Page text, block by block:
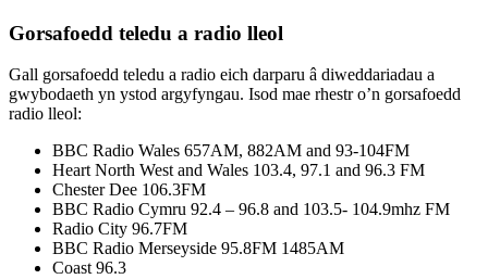
Gorsafoedd teledu a radio lleol
Gall gorsafoedd teledu a radio eich darparu â diweddariadau a
gwybodaeth yn ystod argyfyngau. Isod mae rhestr o’n gorsafoedd
radio lleol:
BBC Radio Wales 657AM, 882AM and 93-104FM
Heart North West and Wales 103.4, 97.1 and 96.3 FM
Chester Dee 106.3FM
BBC Radio Cymru 92.4 – 96.8 and 103.5- 104.9mhz FM
Radio City 96.7FM
BBC Radio Merseyside 95.8FM 1485AM
Coast 96.3